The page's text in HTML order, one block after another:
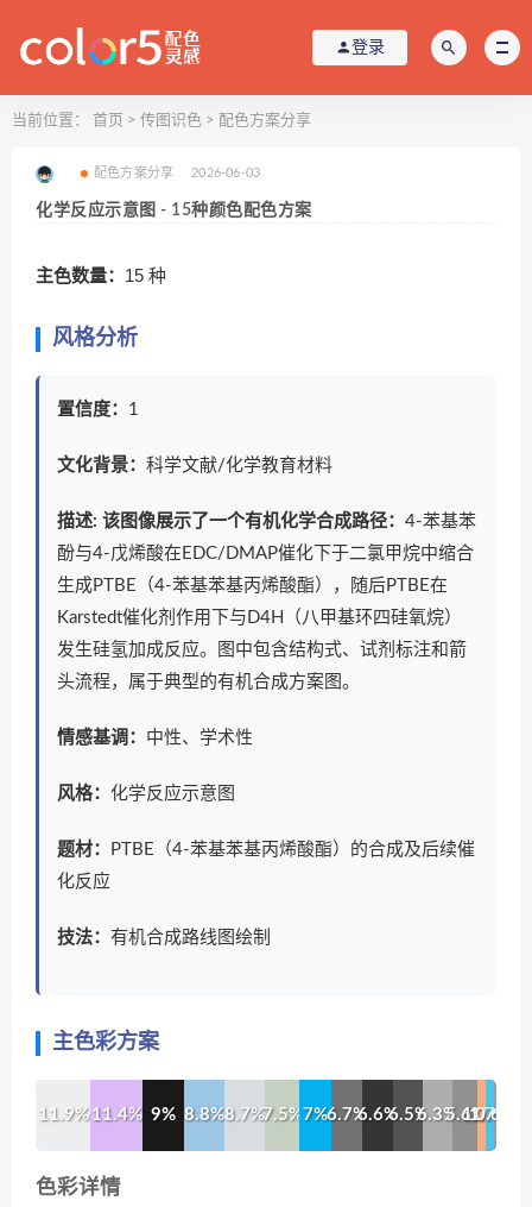
登录
当前位置： 首页 > 传图识色 > 配色方案分享
配色方案分享 2026-06-03
化学反应示意图 - 15种颜色配色方案
主色数量： 15 种
风格分析
置信度： 1
文化背景： 科学文献/化学教育材料
描述: 该图像展示了一个有机化学合成路径： 4-苯基苯
酚与4-戊烯酸在EDC/DMAP催化下于二氯甲烷中缩合
生成PTBE（4-苯基苯基丙烯酸酯），随后PTBE在
Karstedt催化剂作用下与D4H（八甲基环四硅氧烷）
发生硅氢加成反应。图中包含结构式、试剂标注和箭
头流程，属于典型的有机合成方案图。
情感基调： 中性、学术性
风格： 化学反应示意图
题材：
PTBE（4-苯基苯基丙烯酸酯）的合成及后续催
化反应
技法： 有机合成路线图绘制
主色彩方案
11.9% 11.4% 9% 8.8%8.7%7.5% 7%6.7%6.6%6.5%6.3%5.6%
1.7%
1.7%
0.6%
色彩详情